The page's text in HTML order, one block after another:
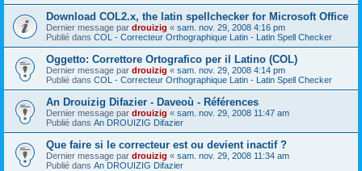
Download COL2.x, the latin spellchecker for Microsoft Office
Dernier message par drouizig « sam. nov. 29, 2008 4:16 pm
Publié dans COL - Correcteur Orthographique Latin - Latin Spell Checker
Oggetto: Correttore Ortografico per il Latino (COL)
Dernier message par drouizig « sam. nov. 29, 2008 4:14 pm
Publié dans COL - Correcteur Orthographique Latin - Latin Spell Checker
An Drouizig Difazier - Daveoù - Références
Dernier message par drouizig « sam. nov. 29, 2008 11:47 am
Publié dans An DROUIZIG Difazier
Que faire si le correcteur est ou devient inactif ?
Dernier message par drouizig « sam. nov. 29, 2008 11:34 am
Publié dans An DROUIZIG Difazier